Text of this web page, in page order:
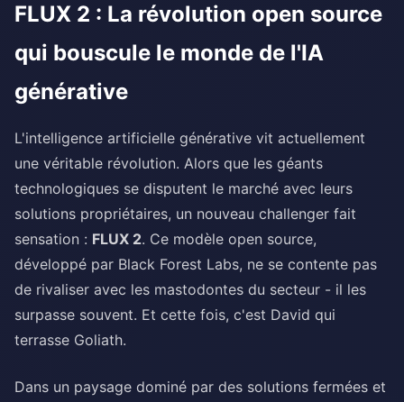
FLUX 2 : La révolution open source
qui bouscule le monde de l'IA
générative
L'intelligence artificielle générative vit actuellement
une véritable révolution. Alors que les géants
technologiques se disputent le marché avec leurs
solutions propriétaires, un nouveau challenger fait
sensation : FLUX 2. Ce modèle open source,
développé par Black Forest Labs, ne se contente pas
de rivaliser avec les mastodontes du secteur - il les
surpasse souvent. Et cette fois, c'est David qui
terrasse Goliath.
Dans un paysage dominé par des solutions fermées et